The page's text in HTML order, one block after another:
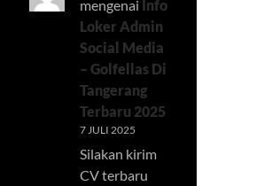
mengenai Info
Loker Admin
Social Media
– Golfellas Di
Tangerang
Terbaru 2025
7 JULI 2025
Silakan kirim
CV terbaru